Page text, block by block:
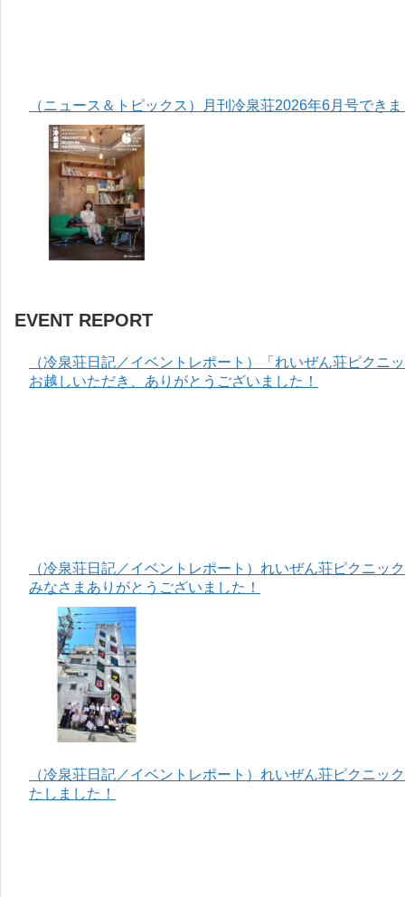
（ニュース＆トピックス）月刊冷泉荘2026年6月号でき
EVENT REPORT
（冷泉荘日記／イベントレポート）「れいぜん荘ピクニ
お越しいただき、ありがとうございました！
（冷泉荘日記／イベントレポート）れいぜん荘ピクニッ
みなさまありがとうございました！
（冷泉荘日記／イベントレポート）れいぜん荘ピクニッ
たしました！